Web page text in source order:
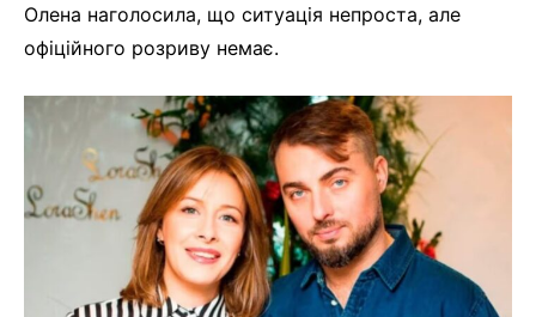
Олена наголосила, що ситуація непроста, але
офіційного розриву немає.